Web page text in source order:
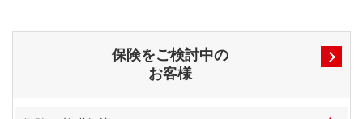
保険をご検討中の
お客様